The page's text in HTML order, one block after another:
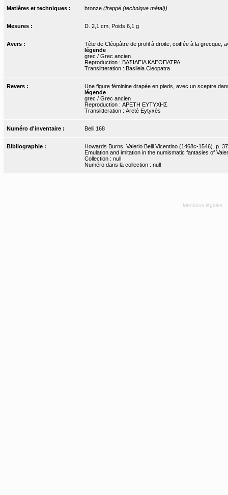
Matières et techniques : bronze (frappé (technique métal))
Mesures : D. 2,1 cm, Poids 6,1 g
Avers :
Tête de Cléopâtre de profil à droite, coiffée à la grecque,
légende
grec / Grec ancien
Reproduction : ΒΑΣΙΛΕΙΑ ΚΛΕΟΠΑΤΡΑ
Translitteration : Basileia Cleopatra
Revers :
Une figure féminine drapée en pieds, avec un sceptre
légende
grec / Grec ancien
Reproduction : ΑΡΕΤΗ ΕΥΤΥΧΗΣ
Translitteration : Aretè Eytyxès
Numéro d'inventaire : Belli.168
Bibliographie :
Howards Burns. Valerio Belli Vicentino (1468c-1546). p.
Emulation and imitation in the numismatic fantasies of
Collection : null
Numéro dans la collection : null
Mentions légales